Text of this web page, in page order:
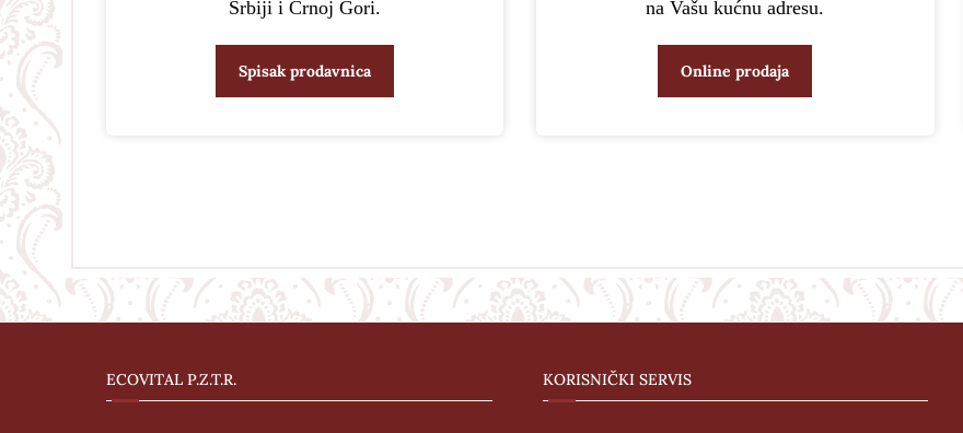
Srbiji i Crnoj Gori.
Spisak prodavnica
na Vašu kućnu adresu.
Online prodaja
ECOVITAL P.Z.T.R. KORISNIČKI SERVIS